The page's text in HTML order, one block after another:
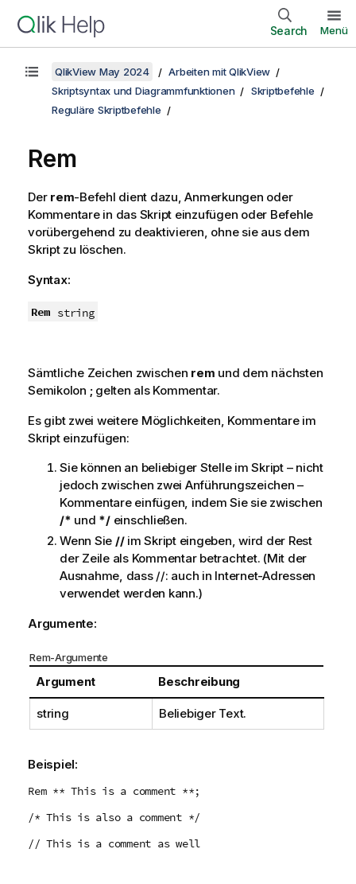
Search Menü
QlikView May 2024
Arbeiten mit QlikView
Skriptsyntax und Diagrammfunktionen
Skriptbefehle
Reguläre Skriptbefehle
Rem
Der rem-Befehl dient dazu, Anmerkungen oder
Kommentare in das Skript einzufügen oder Befehle
vorübergehend zu deaktivieren, ohne sie aus dem
Skript zu löschen.
Syntax:
Rem string
Sämtliche Zeichen zwischen rem und dem nächsten
Semikolon ;gelten als Kommentar.
Es gibt zwei weitere Möglichkeiten, Kommentare im
Skript einzufügen:
Sie können an beliebiger Stelle im Skript – nicht
jedoch zwischen zwei Anführungszeichen –
Kommentare einfügen, indem Sie sie zwischen
/* und */einschließen.
Wenn Sie //im Skript eingeben, wird der Rest
der Zeile als Kommentar betrachtet. (Mit der
Ausnahme, dass //: auch in Internet-Adressen
verwendet werden kann.)
Argumente:
Rem-Argumente
Argument Beschreibung
string Beliebiger Text.
Beispiel:
Rem ** This is a comment **;
/* This is also a comment */
// This is a comment as well